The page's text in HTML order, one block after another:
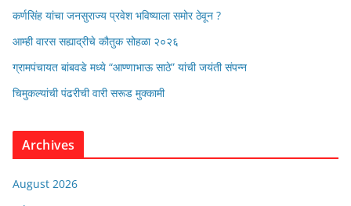
कर्णसिंह यांचा जनसुराज्य प्रवेश भविष्याला समोर ठेवून ?
आम्ही वारस सह्याद्रीचे कौतुक सोहळा २०२६
ग्रामपंचायत बांबवडे मध्ये “आण्णाभाऊ साठे” यांची जयंती संपन्न
चिमुकल्यांची पंढरीची वारी सरूड मुक्कामी
Archives
August 2026